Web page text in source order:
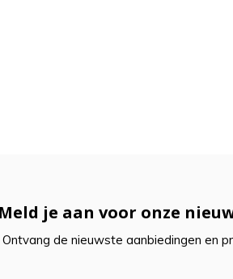
Meld je aan voor onze
Ontvang de nieuwste aanbiedingen en